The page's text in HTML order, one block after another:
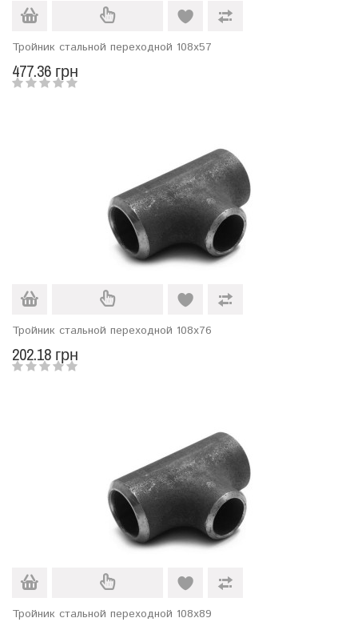
Тройник стальной переходной 108х57
477.36 грн
Тройник стальной переходной 108х76
202.18 грн
Тройник стальной переходной 108х89